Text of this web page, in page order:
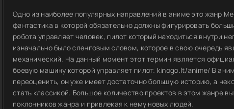
Одно из наиболее популярных направлений в аниме это жанр
фантастика в которой обязательно должны фигурировать
робота управляет человек, пилот который находиться внутри
изначально было сленговым словом, которое в свою очередь
механический. На данный момент этот термин является
боевую машину которой управляет пилот. kinogo.lt/anime/ В
переоценить, он уже имеет достаточно большую историю, а
стать классикой. Большое количество проектов в этом жанре
поклонников жанра и привлекая к нему новых людей.